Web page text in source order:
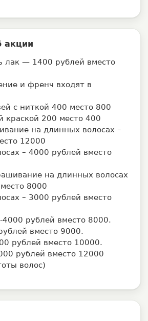
акции
лак — 1400 рублей вместо
и френч входят в
с ниткой 400 место 800
краской 200 место 400
на длинных волосах –
12000
– 4000 рублей вместо
на длинных волосах
8000
– 3000 рублей вместо
рублей вместо 8000.
вместо 9000.
рублей вместо 10000.
рублей вместо 12000
волос)